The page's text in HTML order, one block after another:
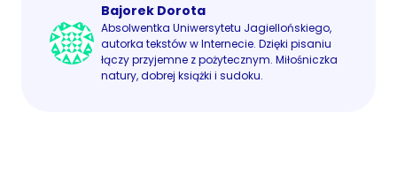
Bajorek Dorota
Absolwentka Uniwersytetu Jagiellońskiego,
autorka tekstów w Internecie. Dzięki pisaniu
łączy przyjemne z pożytecznym. Miłośniczka
natury, dobrej książki i sudoku.